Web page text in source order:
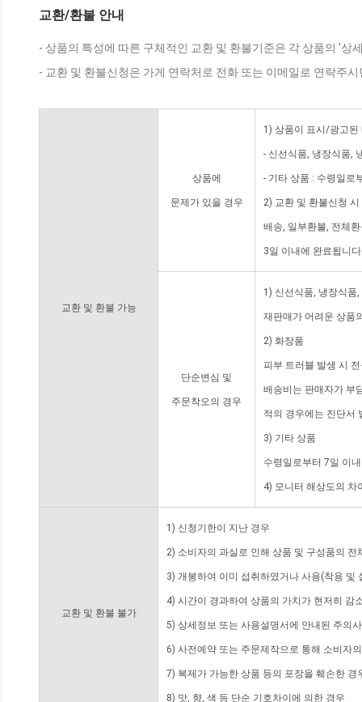
교환/환불 안내
- 상품의 특성에 따른 구체적인 교환 및 환불기준은 각 상품의 '상
- 교환 및 환불신청은 가게 연락처로 전화 또는 이메일로 연락주
교환 및 환불 가능
상품에
문제가 있을 경우
1) 상품이 표시/광고된
- 신선식품, 냉장식품,
- 기타 상품 : 수령일로
2) 교환 및 환불신청
배송, 일부환불, 전체
3일 이내에 완료됩니
단순변심 및
주문착오의 경우
1) 신선식품, 냉장식품
재판매가 어려운 상품
2) 화장품
피부 트러블 발생 시
배송비는 판매자가 부
적의 경우에는 진단서
3) 기타 상품
수령일로부터 7일 이
4) 모니터 해상도의 차
교환 및 환불 불가
1) 신청기한이 지난 경우
2) 소비자의 과실로 인해 상품 및 구성품의
3) 개봉하여 이미 섭취하였거나 사용(착용 및
4) 시간이 경과하여 상품의 가치가 현저히 감
5) 상세정보 또는 사용설명서에 안내된 주의
6) 사전예약 또는 주문제작으로 통해 소비자
7) 복제가 가능한 상품 등의 포장을 훼손한 경
8) 맛, 향, 색 등 단순 기호차이에 의한 경우